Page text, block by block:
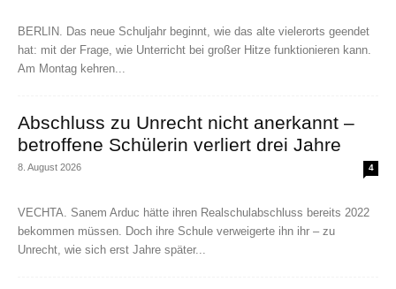
BERLIN. Das neue Schuljahr beginnt, wie das alte vielerorts geendet
hat: mit der Frage, wie Unterricht bei großer Hitze funktionieren kann.
Am Montag kehren...
Abschluss zu Unrecht nicht anerkannt –
betroffene Schülerin verliert drei Jahre
8. August 2026 4
VECHTA. Sanem Arduc hätte ihren Realschulabschluss bereits 2022
bekommen müssen. Doch ihre Schule verweigerte ihn ihr – zu
Unrecht, wie sich erst Jahre später...